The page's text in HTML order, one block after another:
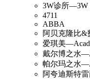
3W诊所—3W
4711
ABBA
阿贝克隆比&
爱琪美
戴尔博之水
帕尔玛之水
阿夸迪斯特